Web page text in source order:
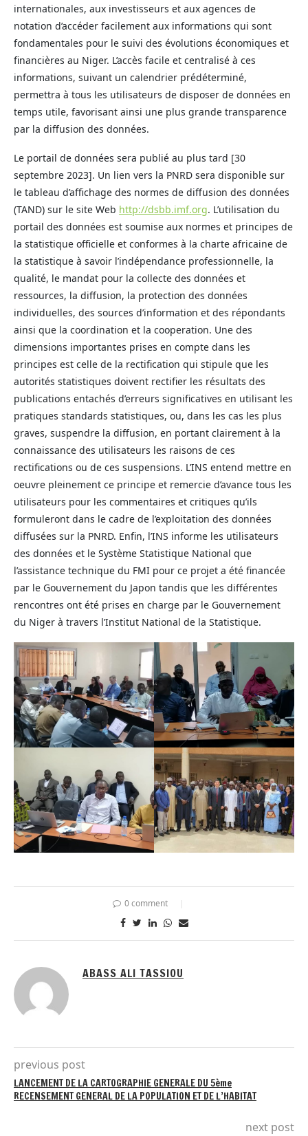
internationales, aux investisseurs et aux agences de
notation d’accéder facilement aux informations qui sont
fondamentales pour le suivi des évolutions économiques et
financières au Niger. L’accès facile et centralisé à ces
informations, suivant un calendrier prédéterminé,
permettra à tous les utilisateurs de disposer de données en
temps utile, favorisant ainsi une plus grande transparence
par la diffusion des données.
Le portail de données sera publié au plus tard [30
septembre 2023]. Un lien vers la PNRD sera disponible sur
le tableau d’affichage des normes de diffusion des données
(TAND) sur le site Web http://dsbb.imf.org. L’utilisation du
portail des données est soumise aux normes et principes de
la statistique officielle et conformes à la charte africaine de
la statistique à savoir l’indépendance professionnelle, la
qualité, le mandat pour la collecte des données et
ressources, la diffusion, la protection des données
individuelles, des sources d’information et des répondants
ainsi que la coordination et la cooperation. Une des
dimensions importantes prises en compte dans les
principes est celle de la rectification qui stipule que les
autorités statistiques doivent rectifier les résultats des
publications entachés d’erreurs significatives en utilisant les
pratiques standards statistiques, ou, dans les cas les plus
graves, suspendre la diffusion, en portant clairement à la
connaissance des utilisateurs les raisons de ces
rectifications ou de ces suspensions. L’INS entend mettre en
oeuvre pleinement ce principe et remercie d’avance tous les
utilisateurs pour les commentaires et critiques qu’ils
formuleront dans le cadre de l’exploitation des données
diffusées sur la PNRD. Enfin, l’INS informe les utilisateurs
des données et le Système Statistique National que
l’assistance technique du FMI pour ce projet a été financée
par le Gouvernement du Japon tandis que les différentes
rencontres ont été prises en charge par le Gouvernement
du Niger à travers l’Institut National de la Statistique.
0 comment
ABASS ALI TASSIOU
previous post
LANCEMENT DE LA CARTOGRAPHIE GENERALE DU 5ème
RECENSEMENT GENERAL DE LA POPULATION ET DE L’HABITAT
next post